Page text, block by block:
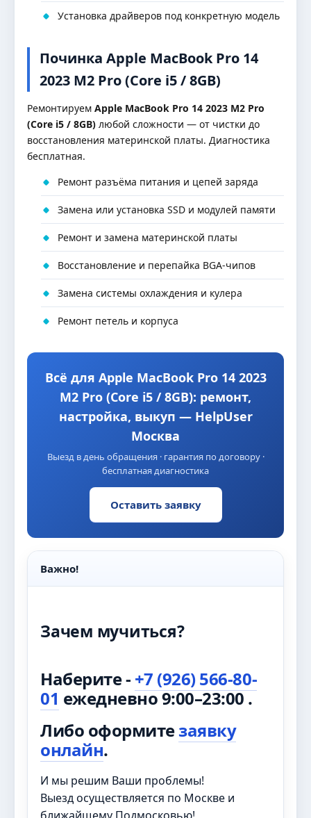
Установка драйверов под конкретную модель
Починка Apple MacBook Pro 14
2023 M2 Pro (Core i5 / 8GB)
Ремонтируем Apple MacBook Pro 14 2023 M2 Pro
(Core i5 / 8GB) любой сложности — от чистки до
восстановления материнской платы. Диагностика
бесплатная.
Ремонт разъёма питания и цепей заряда
Замена или установка SSD и модулей памяти
Ремонт и замена материнской платы
Восстановление и перепайка BGA-чипов
Замена системы охлаждения и кулера
Ремонт петель и корпуса
Всё для Apple MacBook Pro 14 2023
M2 Pro (Core i5 / 8GB): ремонт,
настройка, выкуп — HelpUser
Москва
Выезд в день обращения · гарантия по договору ·
бесплатная диагностика
Оставить заявку
Важно!
Зачем мучиться?
Наберите - +7 (926) 566-80-
01 ежедневно 9:00–23:00 .
Либо оформитезаявку
онлайн.
И мы решим Ваши проблемы!
Выезд осуществляется по Москве и